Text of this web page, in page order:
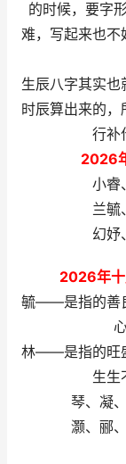
的时候，要字
难，写起来也不
生辰八字其实
时辰算出来的
行补
2026
小睿
兰毓
幻妤
2026年十
毓——是指的善
林——是指的旺
生生
琴、凝
灏、郦